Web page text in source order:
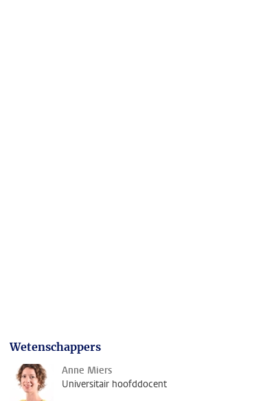
Wetenschappers
Anne Miers
Universitair hoofddocent